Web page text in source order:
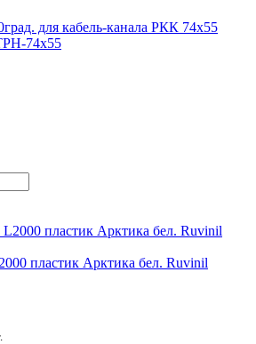
для кабель-канала РКК 74х55
74х55
пластик Арктика бел. Ruvinil